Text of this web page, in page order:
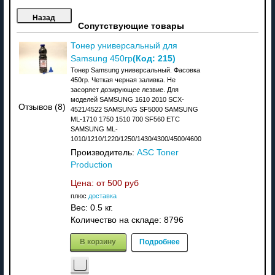
Сопутствующие товары
Отзывов (8)
Тонер универсальный для
Samsung 450гр(Код: 215)
Тонер Samsung универсальный. Фасовка
450гр. Четкая черная заливка. Не
засоряет дозирующее лезвие. Для
моделей SAMSUNG 1610 2010 SCX-
4521/4522 SAMSUNG SF5000 SAMSUNG
ML-1710 1750 1510 700 SF560 ETC
SAMSUNG ML-
1010/1210/1220/1250/1430/4300/4500/4600
Производитель: ASC Toner
Production
Цена: от 500 руб
плюс доставка
Вес: 0.5 кг.
Количество на складе: 8796
В корзину Подробнее